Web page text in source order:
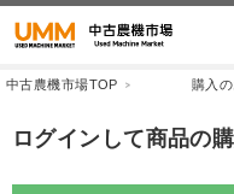
中古農機市場TOP 購入
ログインして商品の